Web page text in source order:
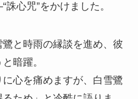
心咒”をかけました。
と時雨の縁談を進め、彼
暗躍。
心を痛めますが、白雪鷺